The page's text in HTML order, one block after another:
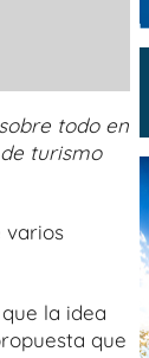
todo en
turismo
varios
la idea
que